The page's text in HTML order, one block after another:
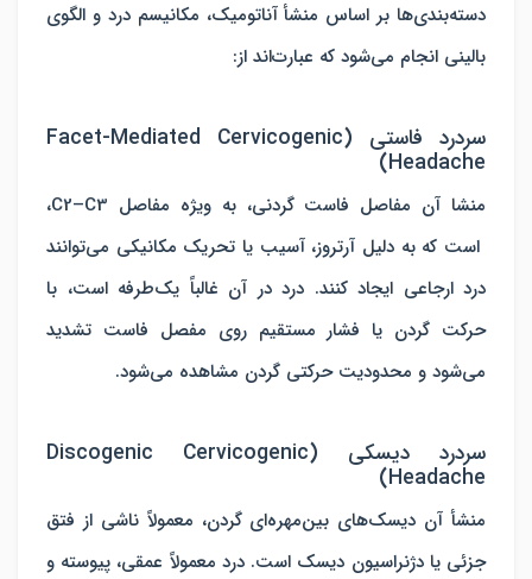
دسته‌بندی‌ها بر اساس منشأ آناتومیک، مکانیسم درد و الگوی
بالینی انجام می‌شود که عبارت‌اند از:
سردرد فاستی (Facet-Mediated Cervicogenic
Headache)
منشا آن مفاصل فاست گردنی، به ویژه مفاصل C2–C3،
است که به دلیل آرتروز، آسیب یا تحریک مکانیکی می‌توانند
درد ارجاعی ایجاد کنند. درد در آن غالباً یک‌طرفه است، با
حرکت گردن یا فشار مستقیم روی مفصل فاست تشدید
می‌شود و محدودیت حرکتی گردن مشاهده می‌شود.
سردرد دیسکی (Discogenic Cervicogenic
Headache)
منشأ آن دیسک‌های بین‌مهره‌ای گردن، معمولاً ناشی از فتق
جزئی یا دژنراسیون دیسک است. درد معمولاً عمقی، پیوسته و